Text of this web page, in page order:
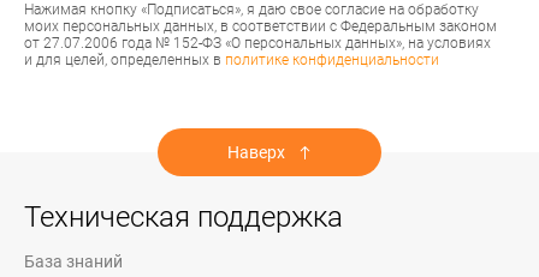
Нажимая кнопку «Подписаться», я даю свое согласие на обработку
моих персональных данных, в соответствии с Федеральным законом
от 27.07.2006 года № 152-ФЗ «О персональных данных», на условиях
и для целей, определенных в политике конфиденциальности
Наверх
Техническая поддержка
База знаний